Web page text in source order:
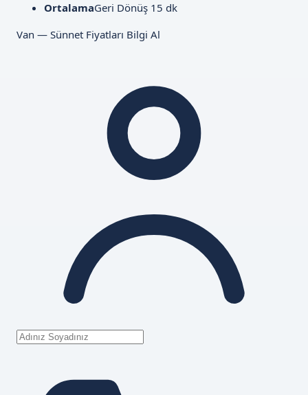
OrtalamaGeri Dönüş 15 dk
Van — Sünnet Fiyatları Bilgi Al